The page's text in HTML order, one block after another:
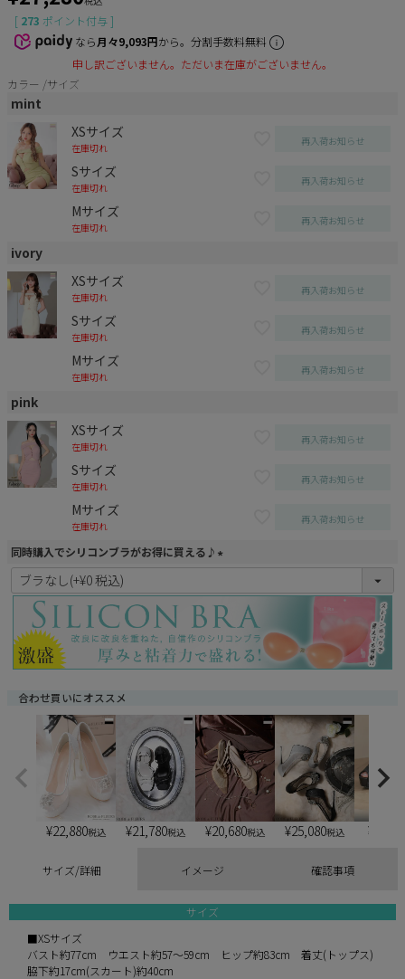
[ 273 ポイント付与 ]
なら月々9,093円から。分割手数料無料
申し訳ございません。ただいま在庫がございません。
カラー
サイズ
mint
XSサイズ
在庫切れ
再入荷お知らせ
Sサイズ
在庫切れ
再入荷お知らせ
Mサイズ
在庫切れ
再入荷お知らせ
ivory
XSサイズ
在庫切れ
再入荷お知らせ
Sサイズ
在庫切れ
再入荷お知らせ
Mサイズ
在庫切れ
再入荷お知らせ
pink
XSサイズ
在庫切れ
再入荷お知らせ
Sサイズ
在庫切れ
再入荷お知らせ
Mサイズ
在庫切れ
再入荷お知らせ
同時購入でシリコンブラがお得に買える♪
(
必
須
)
合わせ買いにオススメ
¥22,880税込 ¥21,780税込 ¥20,680税込 ¥25,080税込 ¥
サイズ/詳細 イメージ 確認事項
サイズ
■XSサイズ
バスト約77cm ウエスト約57～59cm ヒップ約83cm 着丈(トップス)
脇下約17cm(スカート)約40cm